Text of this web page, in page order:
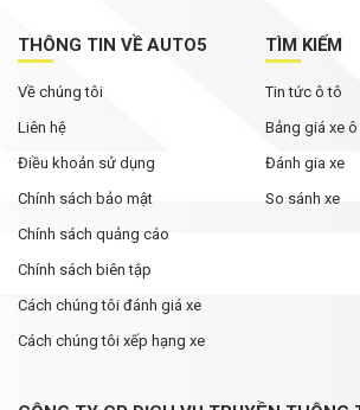
tô đua nhau nâng thời hạn
Rolls-Royce Phantom siêu
bài đăng của Hoa hậu Mai
THÔNG TIN VỀ AUTO5
Về chúng tôi
Liên hệ
Điều khoản sử dụng
Chính sách bảo mật
Chính sách quảng cáo
Chính sách biên tập
Cách chúng tôi đánh giá xe
Cách chúng tôi xếp hạng xe
TÌM KIẾM
Tin tức ô tô
Bảng giá xe
Đánh gia xe
So sánh xe